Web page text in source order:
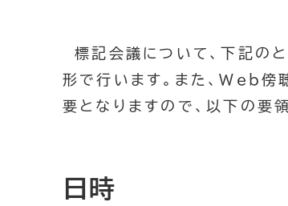
標記会議について、下記のと
形で行います。また、Web傍
要となりますので、以下の要
日時